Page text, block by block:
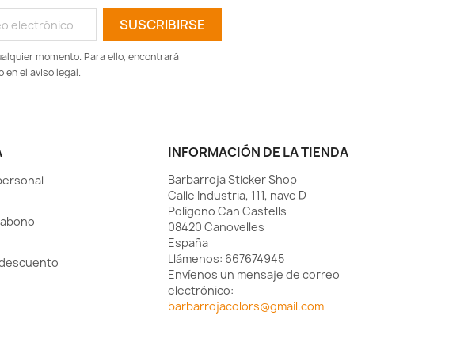
momento. Para ello, encontrará
el aviso legal.
INFORMACIÓN DE LA TIENDA
Barbarroja Sticker Shop
Calle Industria, 111, nave D
Polígono Can Castells
08420 Canovelles
España
Llámenos: 667674945
Envíenos un mensaje de correo
electrónico:
barbarrojacolors@gmail.com